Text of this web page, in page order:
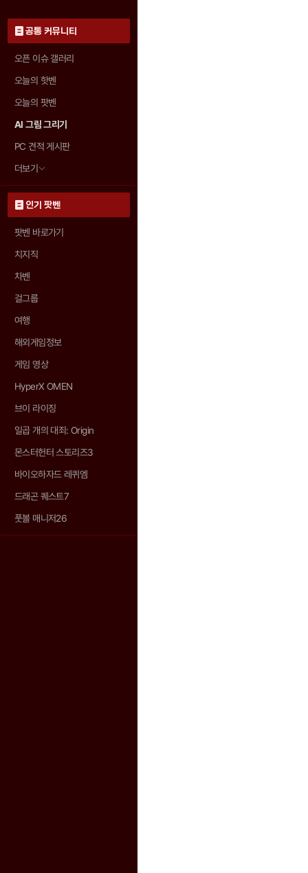
공통 커뮤니티
오픈 이슈 갤러리
오늘의 핫벤
오늘의 팟벤
AI 그림 그리기
PC 견적 게시판
더보기
인기 팟벤
팟벤 바로가기
치지직
차벤
걸그룹
여행
해외게임정보
게임 영상
HyperX OMEN
브이 라이징
일곱 개의 대죄: Origin
몬스터헌터 스토리즈3
바이오하자드 레퀴엠
드래곤 퀘스트7
풋볼 매니저26